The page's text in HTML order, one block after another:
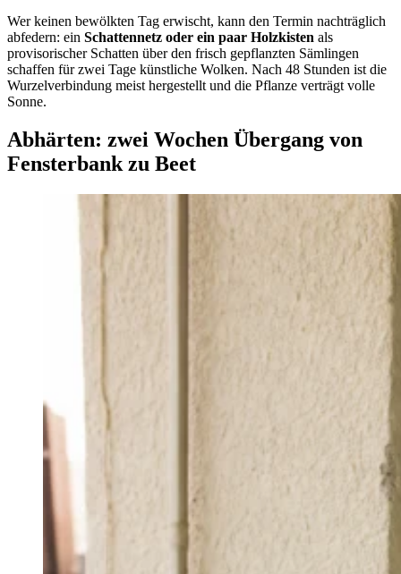
Wer keinen bewölkten Tag erwischt, kann den Termin nachträglich
abfedern: ein Schattennetz oder ein paar Holzkisten als
provisorischer Schatten über den frisch gepflanzten Sämlingen
schaffen für zwei Tage künstliche Wolken. Nach 48 Stunden ist die
Wurzelverbindung meist hergestellt und die Pflanze verträgt volle
Sonne.
Abhärten: zwei Wochen Übergang von
Fensterbank zu Beet